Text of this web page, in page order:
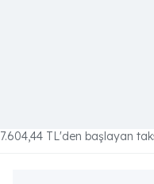
7.604,44 TL'den başlayan